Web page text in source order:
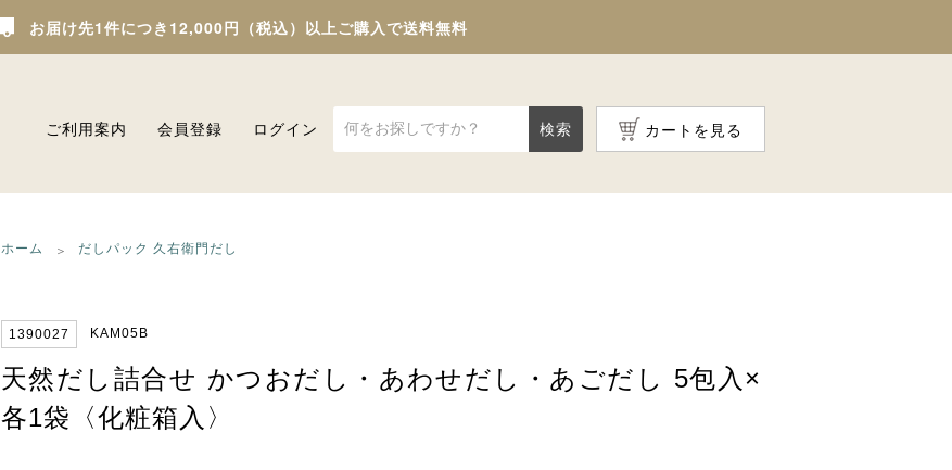
お届け先1件につき12,000円（税込）以上ご購入で送料無料
ご利用案内 会員登録 ログイン 検索 カートを見る
ホーム だしパック 久右衛門だし
1390027 KAM05B
天然だし詰合せ かつおだし・あわせだし・あごだし 5包入×
各1袋〈化粧箱入〉